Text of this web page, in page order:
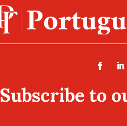
Subscribe to